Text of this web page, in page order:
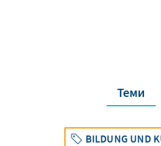
Теми
BILDUNG UND